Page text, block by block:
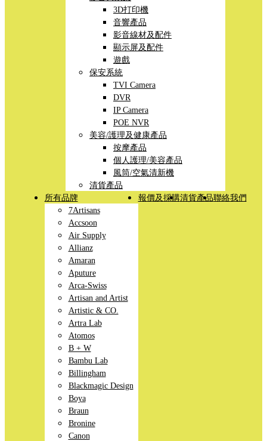
3D打印機
音響產品
影音線材及配件
顯示屏及配件
遊戲
保安系統
TVI Camera
DVR
IP Camera
POE NVR
美容/護理及健康產品
按摩產品
個人護理/美容產品
風筒/空氣清新機
清貨產品
所有品牌
7Artisans
Accsoon
Air Supply
Allianz
Amaran
Aputure
Arca-Swiss
Artisan and Artist
Artistic & CO.
Artra Lab
Atomos
B + W
Bambu Lab
Billingham
Blackmagic Design
Boya
Braun
Bronine
Canon
報價及採購清貨產品聯絡我們